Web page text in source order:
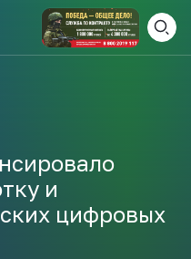
и
цифровых
И